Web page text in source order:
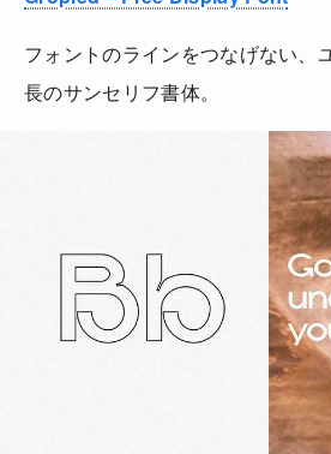
フォントのラインをつなげない、
長のサンセリフ書体。